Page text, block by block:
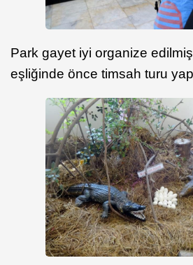
Park gayet iyi organize
eşliğinde önce timsah turu